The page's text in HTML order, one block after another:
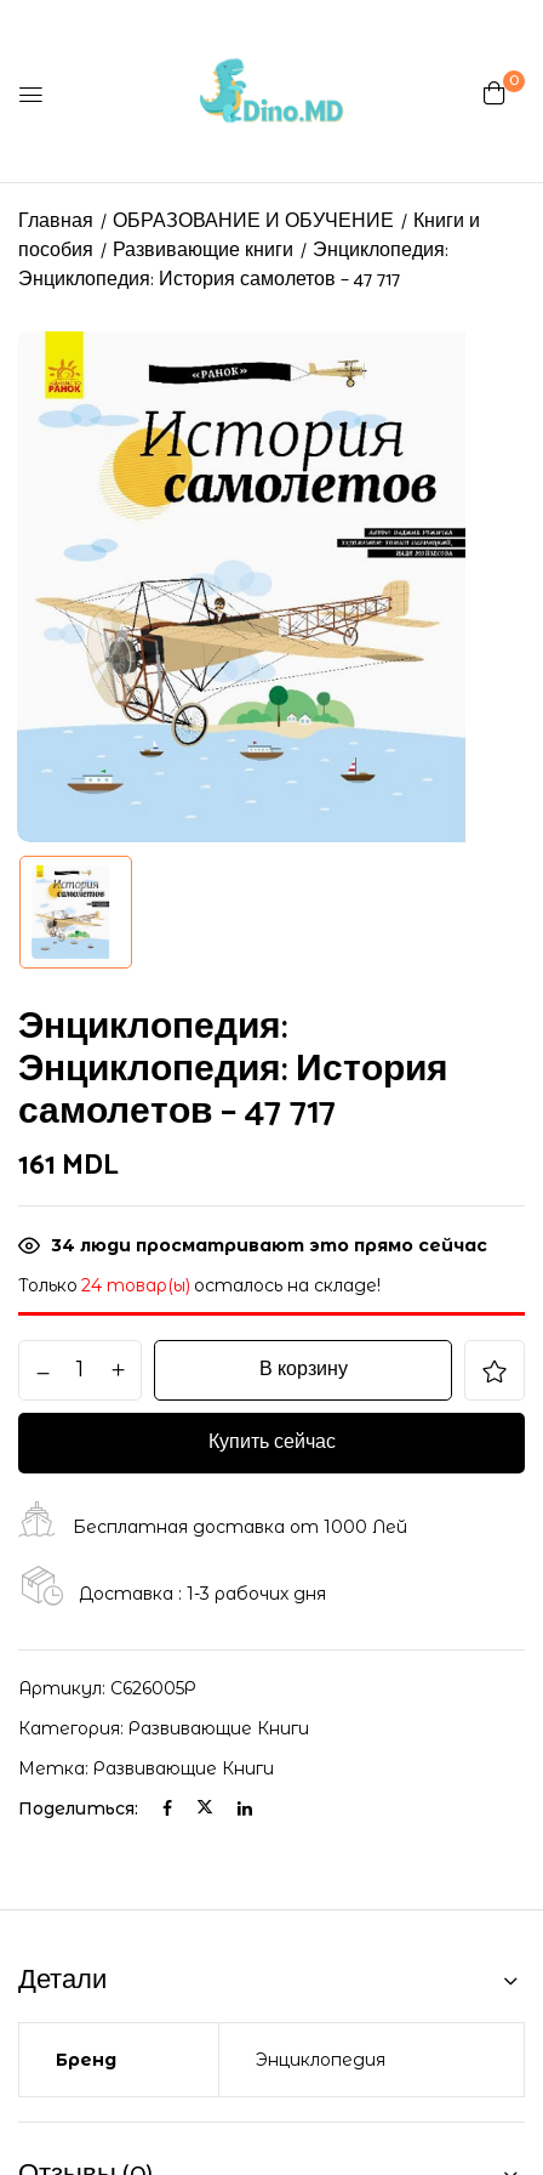
0
Главная ОБРАЗОВАНИЕ И ОБУЧЕНИЕ
Книги и
пособия
Развивающие книги
Энциклопедия:
Энциклопедия: История самолетов – 47 717
Энциклопедия:
Энциклопедия: История
самолетов – 47 717
161 MDL
34 люди просматривают это прямо сейчас
Только 24 товар(ы) осталось на складе!
В корзину
Купить сейчас
Бесплатная доставка от 1000 Лей
Доставка : 1-3 рабочих дня
Артикул: С626005Р
Категория: Развивающие Книги
Метка: Развивающие Книги
Поделиться:
Детали
Бренд Энциклопедия